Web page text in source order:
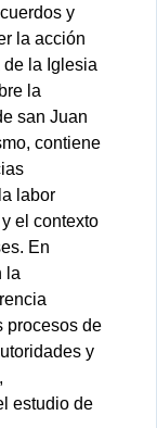
y
la acción
la Iglesia
la
san Juan
contiene
labor
el contexto
En
la
procesos de
y
estudio de